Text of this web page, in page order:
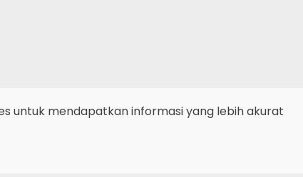
untuk mendapatkan informasi yang lebih akurat